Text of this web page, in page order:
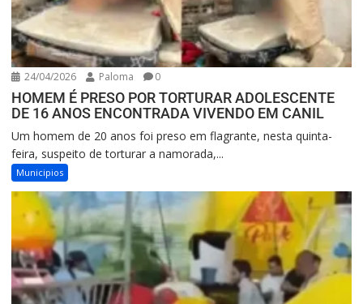
24/04/2026 Paloma 0
HOMEM É PRESO POR TORTURAR ADOLESCENTE
DE 16 ANOS ENCONTRADA VIVENDO EM CANIL
Um homem de 20 anos foi preso em flagrante, nesta quinta-
feira, suspeito de torturar a namorada,...
Municipios